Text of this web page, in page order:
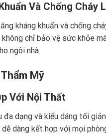
Và Chống Cháy
kháng khuẩn và chống
không chỉ bảo vệ sức khỏe
ngôi nhà.
Mỹ
Với Nội Thất
đa dạng và kiểu dáng tối
dễ dàng kết hợp với mọi